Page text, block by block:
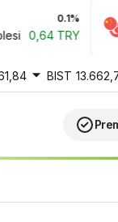
0.1%
0,64 TRY
BIST